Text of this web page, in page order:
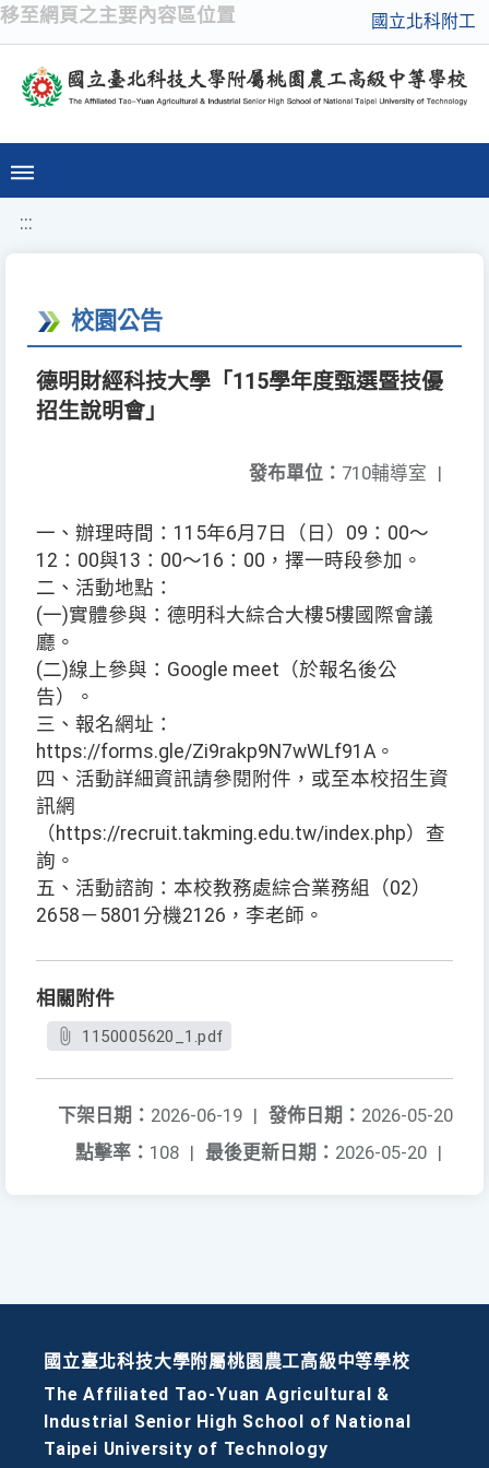
移至網頁之主要內容區位置 國立北科附工
:::
校園公告
德明財經科技大學「115學年度甄選暨技優
招生說明會」
發布單位： 710輔導室 |
一、辦理時間：115年6月7日（日）09：00〜
12：00與13：00～16：00，擇一時段參加。
二、活動地點：
(一)實體參與：德明科大綜合大樓5樓國際會議
廳。
(二)線上參與：Google meet（於報名後公
告）。
三、報名網址：
https://forms.gle/Zi9rakp9N7wWLf91A。
四、活動詳細資訊請參閱附件，或至本校招生資
訊網
（https://recruit.takming.edu.tw/index.php）查
詢。
五、活動諮詢：本校教務處綜合業務組（02）
2658－5801分機2126，李老師。
相關附件
1150005620_1.pdf
發佈日期： 2026-05-20
下架日期： 2026-06-19 |
最後更新日期： 2026-05-20 |
點擊率： 108 |
國立臺北科技大學附屬桃園農工高級中等學校
The Affiliated Tao-Yuan Agricultural &
Industrial Senior High School of National
Taipei University of Technology